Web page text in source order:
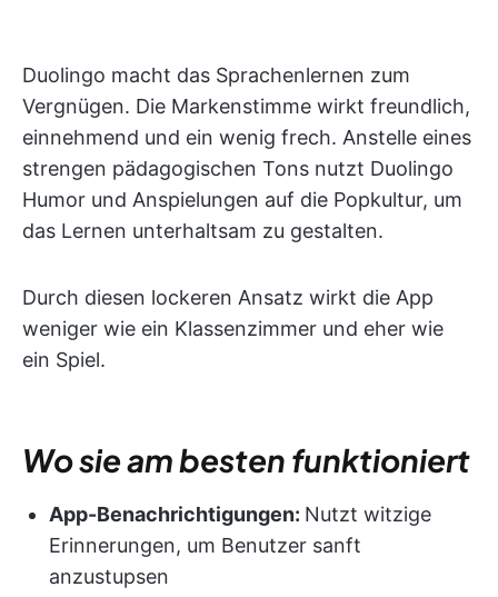
Duolingo macht das Sprachenlernen zum
Vergnügen. Die Markenstimme wirkt freundlich,
einnehmend und ein wenig frech. Anstelle eines
strengen pädagogischen Tons nutzt Duolingo
Humor und Anspielungen auf die Popkultur, um
das Lernen unterhaltsam zu gestalten.
Durch diesen lockeren Ansatz wirkt die App
weniger wie ein Klassenzimmer und eher wie
ein Spiel.
Wo sie am besten funktioniert
App-Benachrichtigungen: Nutzt witzige
Erinnerungen, um Benutzer sanft
anzustupsen